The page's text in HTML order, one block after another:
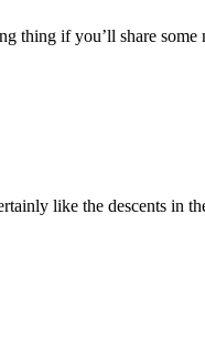
thing if you’ll share
like the descents in